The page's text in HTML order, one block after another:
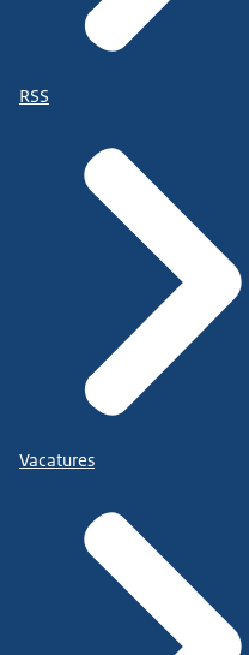
RSS
Vacatures